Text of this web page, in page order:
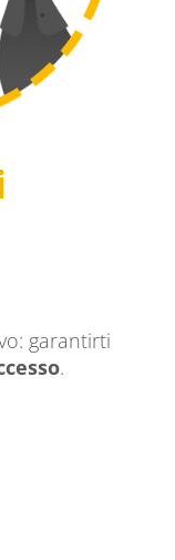
garantirti
.